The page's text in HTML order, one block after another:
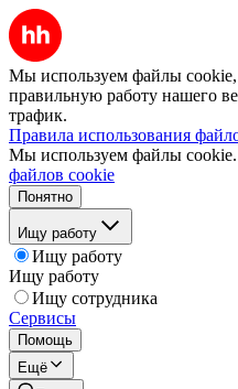
Мы используем файлы cookie,
правильную работу нашего
трафик.
Правила использования
Мы используем файлы cookie.
файлов cookie
Понятно
Ищу работу
Ищу работу
Ищу работу
Ищу сотрудника
Сервисы
Помощь
Ещё